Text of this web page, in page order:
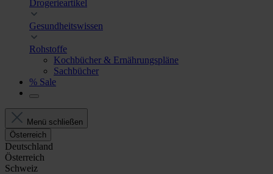
Drogerieartikel
Gesundheitswissen
Rohstoffe
Kochbücher & Ernährungspläne
Sachbücher
% Sale
Menü schließen
Österreich
Deutschland
Österreich
Schweiz